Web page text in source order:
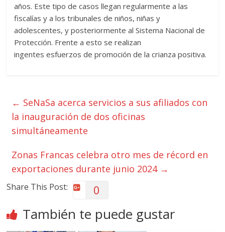
años. Este tipo de casos llegan regularmente a las
fiscalías y a los tribunales de niños, niñas y
adolescentes, y posteriormente al Sistema Nacional de
Protección. Frente a esto se realizan
ingentes esfuerzos de promoción de la crianza positiva.
← SeNaSa acerca servicios a sus afiliados con
la inauguración de dos oficinas
simultáneamente
Zonas Francas celebra otro mes de récord en
exportaciones durante junio 2024 →
Share This Post: 0
También te puede gustar